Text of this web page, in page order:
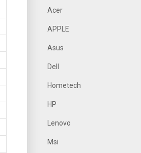
Acer
APPLE
Asus
Dell
Hometech
HP
Lenovo
Msi